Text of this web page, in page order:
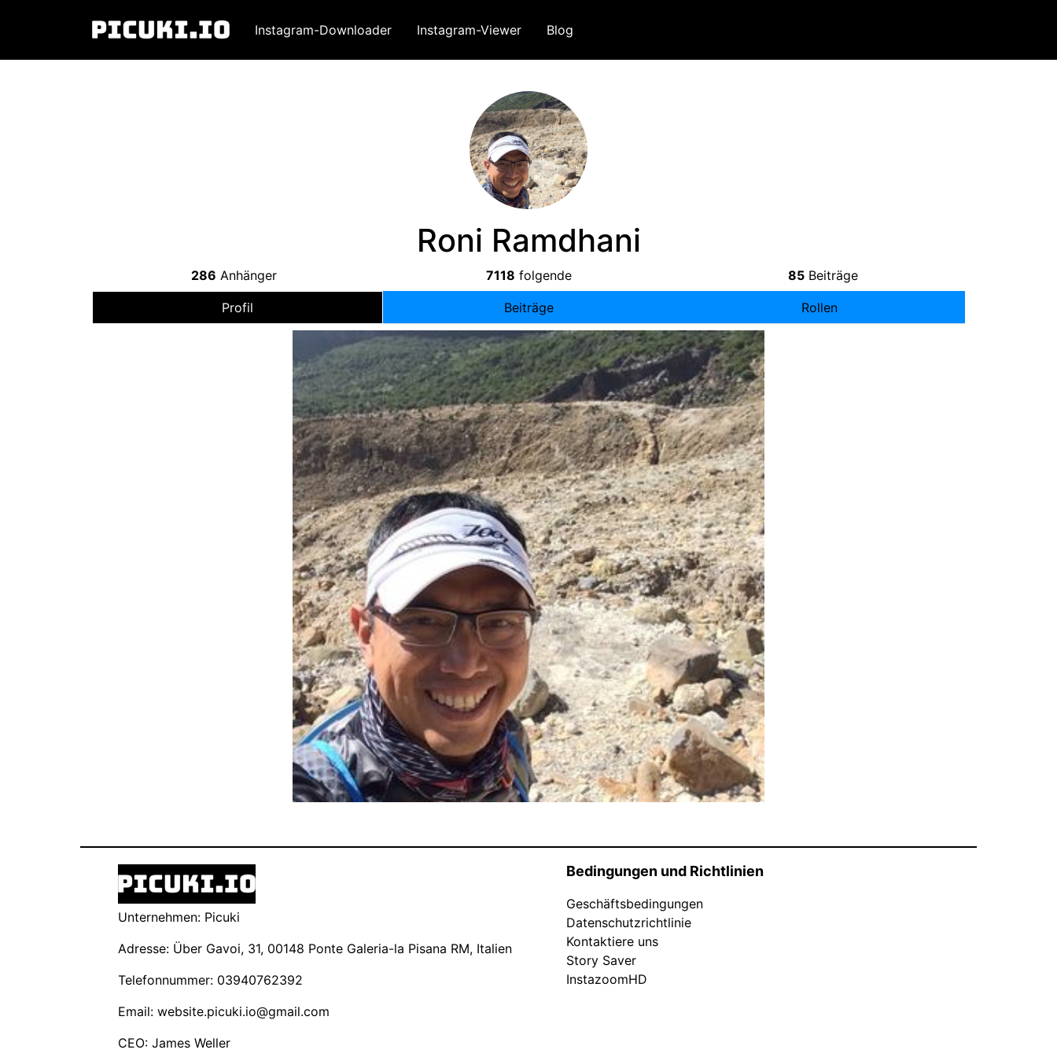
Instagram-Downloader Instagram-Viewer Blog
Roni Ramdhani
286 Anhänger 7118 folgende 85 Beiträge
Profil Beiträge Rollen
Unternehmen: Picuki
Adresse: Über Gavoi, 31, 00148 Ponte Galeria-la Pisana RM, Italien
Telefonnummer: 03940762392
Email: website.picuki.io@gmail.com
CEO: James Weller
Bedingungen und Richtlinien
Geschäftsbedingungen
Datenschutzrichtlinie
Kontaktiere uns
Story Saver
InstazoomHD